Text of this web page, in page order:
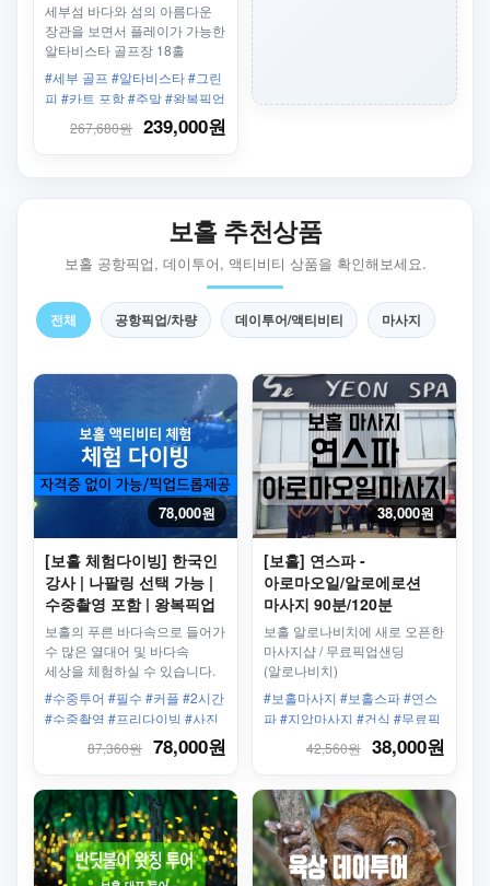
세부섬 바다와 섬의 아름다운
장관을 보면서 플레이가 가능한
알타비스타 골프장 18홀
#세부 골프 #알타비스타 #그린
피 #카트 포함 #주말 #왕복픽업
#주말 #단독차량포함
267,680원 239,000원
보홀 추천상품
보홀 공항픽업, 데이투어, 액티비티 상품을 확인해보세요.
전체 공항픽업/차량 데이투어/액티비티 마사지
78,000원
[보홀 체험다이빙] 한국인
강사 | 나팔링 선택 가능 |
수중촬영 포함 | 왕복픽업
보홀의 푸른 바다속으로 들어가
수 많은 열대어 및 바다속
세상을 체험하실 수 있습니다.
다이빙 자격증이 없으셔도
됩니다.
#수중투어 #필수 #커플 #2시간
#수중촬영 #프리다이빙 #사진
촬영 #편도픽업 #인스타맛집
87,360원 78,000원
38,000원
[보홀] 연스파 -
아로마오일/알로에로션
마사지 90분/120분
보홀 알로나비치에 새로 오픈한
마사지샵 / 무료픽업샌딩
(알로나비치)
#보홀마사지 #보홀스파 #연스
파 #지압마사지 #건식 #무료픽
드롭 #픽업드롭 #픽업샌딩 #오
일마사지
42,560원 38,000원